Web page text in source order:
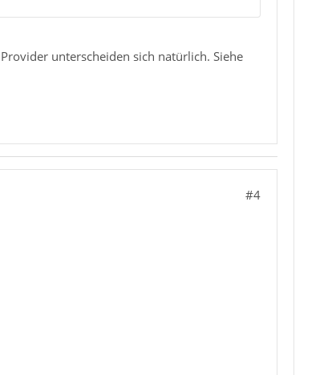
unterscheiden sich natürlich. Siehe
#4